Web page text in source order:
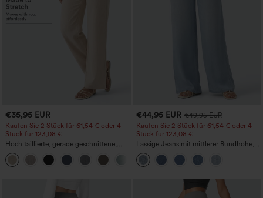
€35,95 EUR
Kaufen Sie 2 Stück für 61,54 € oder 4
Stück für 123,08 €.
Hoch taillierte, gerade geschnittene,
legere Leinen-Optik-Hose mit Taschen
+5
€44,95 EUR €49,95 EUR
Kaufen Sie 2 Stück für 61,54 € oder 4
Stück für 123,08 €.
Lässige Jeans mit mittlerer Bundhöhe,
Kordelzug und Taschen